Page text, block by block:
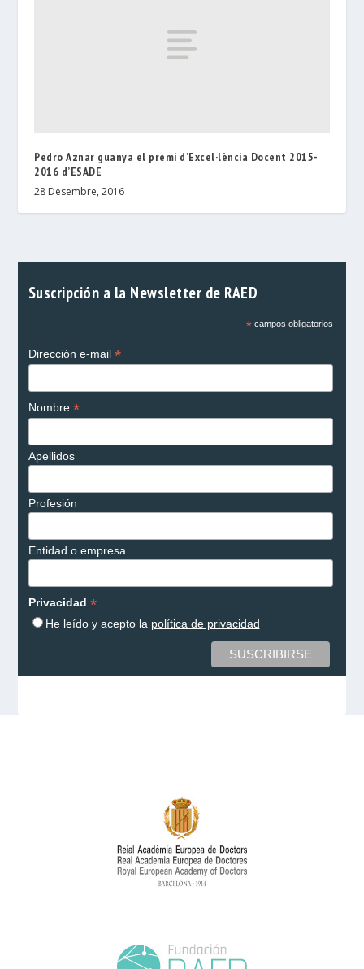
Pedro Aznar guanya el premi d’Excel·lència Docent 2015-
2016 d’ESADE
28 Desembre, 2016
Suscripción a la Newsletter de RAED
*campos obligatorios
Dirección e-mail *
Nombre *
Apellidos
Profesión
Entidad o empresa
Privacidad *
He leído y acepto la política de privacidad